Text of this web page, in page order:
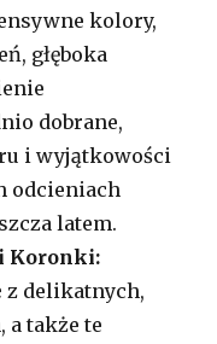
kolory,
głęboka
dobrane,
i wyjątkowości
odcieniach
latem.
Koronki:
z delikatnych,
także te